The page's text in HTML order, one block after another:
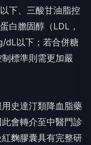
下、三酸甘油脂控
白膽固醇（LDL，
dL以下；若合併糖
標準則需更加嚴
史達汀類降血脂藥
會轉介至中醫門診
麴膠囊具有完整研